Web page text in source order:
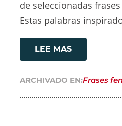
de seleccionadas
Estas palabras
LEE MAS
ARCHIVADO EN:Frases